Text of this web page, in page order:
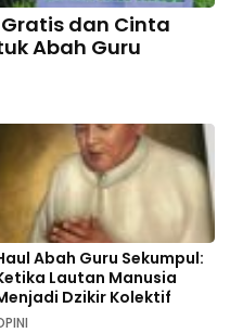
dan Cinta
Abah Guru
Abah Guru Sekumpul:
Lautan Manusia
Dzikir Kolektif